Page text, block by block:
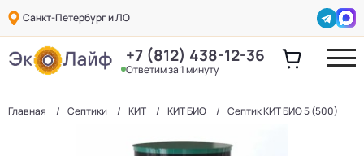
Санкт-Петербург и ЛО
+7 (812) 438-12-36
Ответим за 1 минуту
Главная Септики КИТ КИТ БИО Септик КИТ БИО 5 (500)